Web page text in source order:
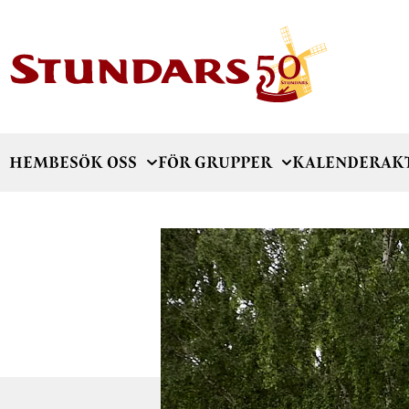
HEMBESÖK OSS FÖR GRUPPER KALENDER